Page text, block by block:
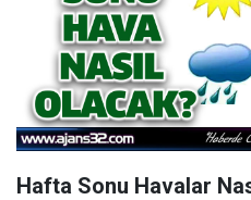
Hafta Sonu Havalar